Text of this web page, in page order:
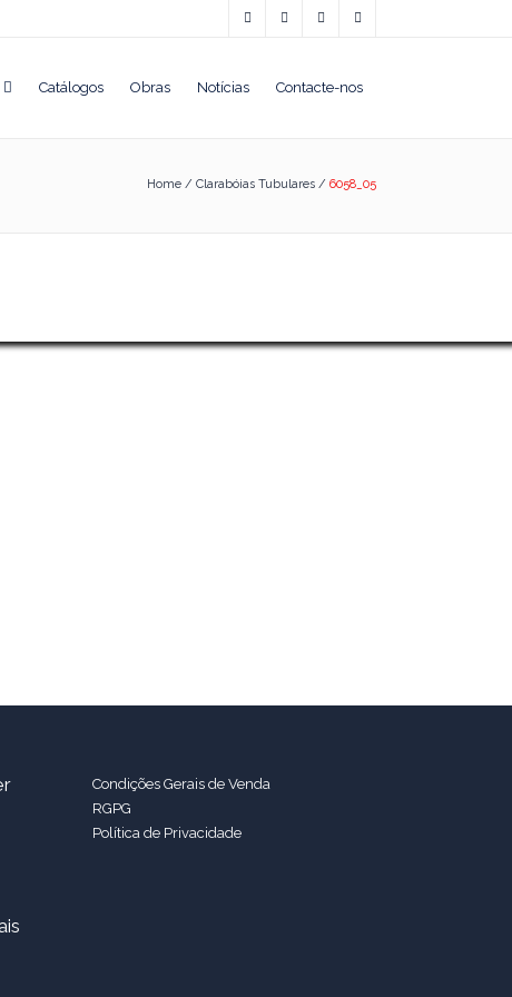
Catálogos Obras Notícias Contacte-nos
Home / Clarabóias Tubulares / 6058_05
Condições Gerais de Venda
RGPG
Política de Privacidade